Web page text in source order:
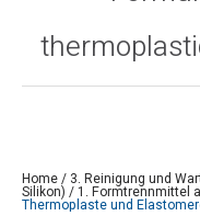
Home/ 3. Reinigung und
Silikon) /1. Formtrennmittel
Thermoplaste und